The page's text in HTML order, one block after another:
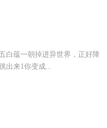
白蕴一朝掉进异世界，正好降
出来1你变成...